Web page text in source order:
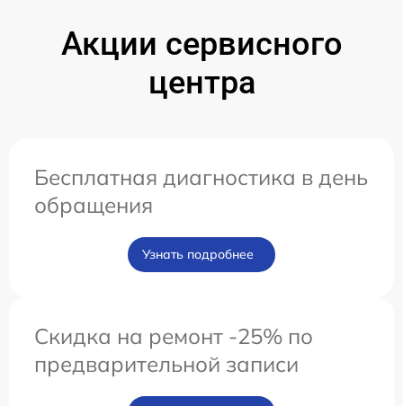
Акции сервисного
центра
Бесплатная диагностика в день
обращения
Узнать подробнее
Скидка на ремонт -25% по
предварительной записи